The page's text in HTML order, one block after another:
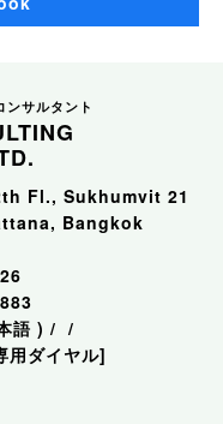
ンサルタント
Fl., Sukhumvit 21
Bangkok
語 ) / /
用ダイヤル]